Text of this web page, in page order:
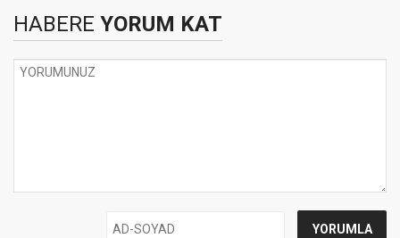
HABERE YORUM KAT